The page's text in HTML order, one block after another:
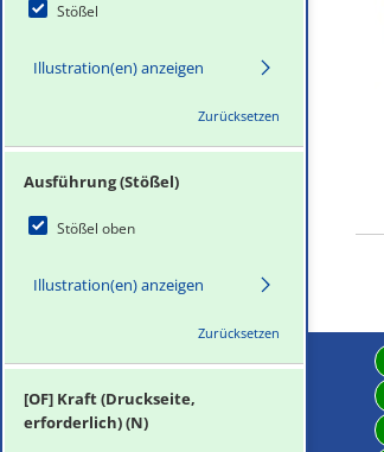
Stößel
Illustration(en) anzeigen
Zurücksetzen
Ausführung (Stößel)
Stößel oben
Illustration(en) anzeigen
Zurücksetzen
[OF] Kraft (Druckseite,
erforderlich) (N)